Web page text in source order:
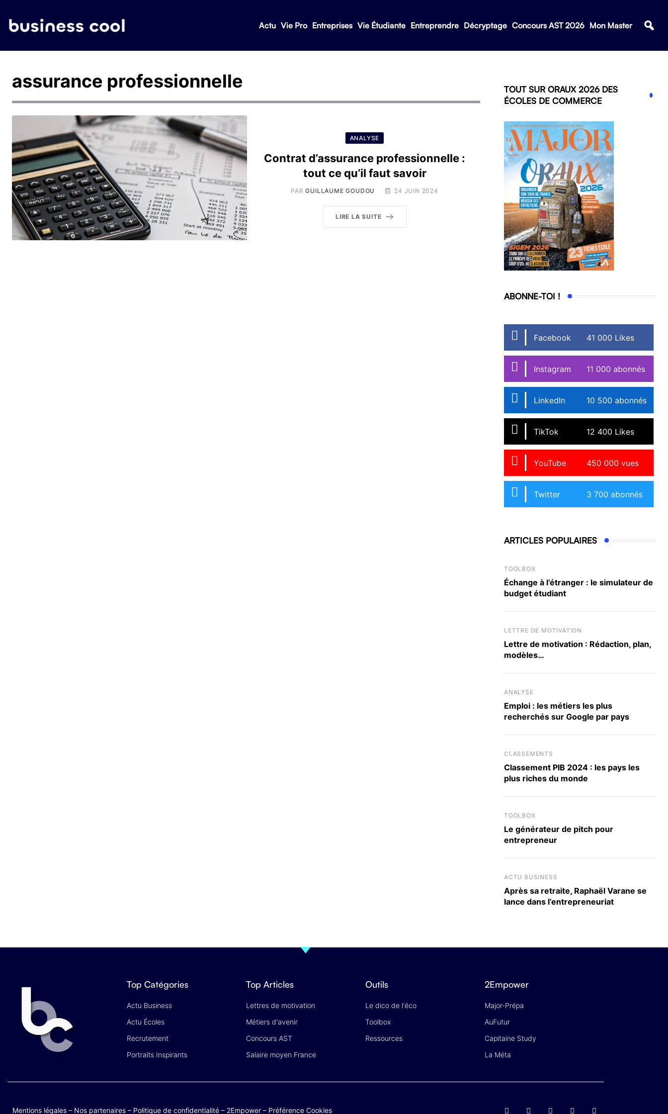
Actu Vie Pro Entreprises Vie Étudiante Entreprendre Décryptage Concours AST 2026 Mon Master
assurance professionnelle
ANALYSE
Contrat d’assurance professionnelle :
tout ce qu’il faut savoir
PARGUILLAUME GOUDOU 24 JUIN 2024
LIRE LA SUITE
TOUT SUR ORAUX 2026 DES
ÉCOLES DE COMMERCE
ABONNE-TOI !
Facebook 41 000 Likes
Instagram 11 000 abonnés
LinkedIn 10 500 abonnés
TikTok 12 400 Likes
YouTube 450 000 vues
Twitter 3 700 abonnés
ARTICLES POPULAIRES
TOOLBOX
Échange à l’étranger : le simulateur de
budget étudiant
LETTRE DE MOTIVATION
Lettre de motivation : Rédaction, plan,
modèles…
ANALYSE
Emploi : les métiers les plus
recherchés sur Google par pays
CLASSEMENTS
Classement PIB 2024 : les pays les
plus riches du monde
TOOLBOX
Le générateur de pitch pour
entrepreneur
ACTU BUSINESS
Après sa retraite, Raphaël Varane se
lance dans l’entrepreneuriat
Top Catégories
Actu Business
Actu Écoles
Recrutement
Portraits Inspirants
Top Articles
Lettres de motivation
Métiers d'avenir
Concours AST
Salaire moyen France
Outils
Le dico de l'éco
Toolbox
Ressources
2Empower
Major-Prépa
AuFutur
Capitaine Study
La Méta
Mentions légales – Nos partenaires – Politique de confidentialité – 2Empower – Préférence Cookies